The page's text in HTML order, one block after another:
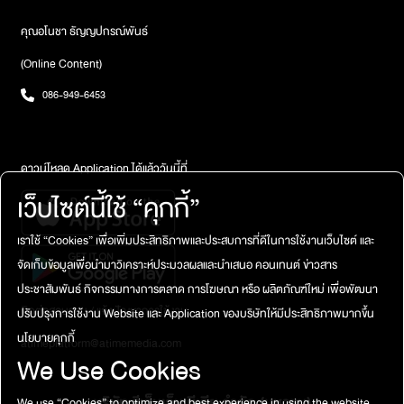
คุณเคนบอกว่าตอนนั้นรู้สึกกลัวที่สุดเท่าที่ในชีวิตเคยกลัวมา และยังรู้สึก
ออกมาได้ ได้ยินเพียงแต่เสียงร่ำไห้ของเธอ คุณเคนบอกเธอว่าจะทำบุญ
ทำสังฆทานไปให้ แต่เสียงร้องก็ยังไม่หยุด สุดท้ายเขาจึงพูดกับเธอว่า
แม้แอร์ในห้องจะเย็นมากก็ตาม เขาหันไปดูนาฬิกาตอนนั้นประมาณ
05.40 น.ดีเจเจ็มถามคุณเคนว่า สุดท้ายแล้วสามารถจับใจความอะไร
จากเสียงแหบแห้งที่ได้ยินข้างหูหรือไม่ คุณเคนตอบกลับมาว่า ขณะที่
พยายามจะสื่อสารกับผู้หญิงคนนี้ เขาสัมผัสได้ว่าเขาเคยทำให้เธอเสียใจ
มาก ๆ มาก่อน เขาคงเคยสัญญากับวิญญาณปริศนานี้ว่าจะรักแต่เพียง
เธอเพียงผู้เดียว แต่แล้วเขาก็ผิดสัญญาเธอ เขากับเธอเคยอยู่บ้านหลัง
นั้นด้วยกัน บ้านที่เขาเห็นในฝัน หลังจากนั้นเป็นต้นมา ทุกช่วง 05.40 น.
คุณเคนก็จะพบเจอกับเหตุการณ์แบบเดิมอยู่เป็นประจำแต่แล้วก็มี
เหตุการณ์สำคัญเกิดขึ้นในคืนอังคารคืนหนึ่ง เมื่อคุณเคนตัดสินใจไม่วิดี
โอคอลให้คนรู้จักมาอยู่เป็นเพื่อนเหมือนเคย เขาสวดมนต์ เวลาขณะนั้น
ใกล้จะเที่ยงคืนแล้ว เมื่อคุณเคนเริ่มแผ่เมตตา เขาพูดในใจว่า “เราขอโทษ
นะ” ทันใดนั้น เปรี้ยง! ไฟทั้งตึกก็ดับลง! เหลือเพียงแสงฟ้าแลบแกมเสียง
คุณอโนชา ธัญญปกรณ์พันธ์
(Online Content)
086-949-6453
ดาวน์โหลด Application ได้แล้ววันนี้ที่
ติดต่อสอบถาม / แจ้งปัญหาการใช้งาน
atimeplatform@atimemedia.com
เว็บไซต์นี้ใช้ “คุกกี้”
เราใช้ “Cookies” เพื่อเพิ่มประสิทธิภาพและประสบการที่ดีในการใช้งานเว็บไซต์ และ
จัดเก็บข้อมูลเพื่อนำมาวิเคราะห์ประมวลผลและนำเสนอ คอนเทนต์ ข่าวสาร
ประชาสัมพันธ์ กิจกรรมทางการตลาด การโฆษณา หรือ ผลิตภัณฑ์ใหม่ เพื่อพัฒนา
ปรับปรุงการใช้งาน Website และ Application ของบริษัทให้มีประสิทธิภาพมากขึ้น
นโยบายคุกกี้
We Use Cookies